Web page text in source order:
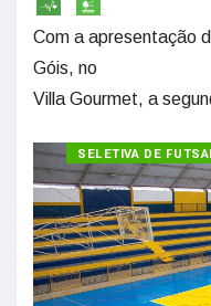
Com a apresentação
Góis, no
Villa Gourmet, a
SELETIVA DE